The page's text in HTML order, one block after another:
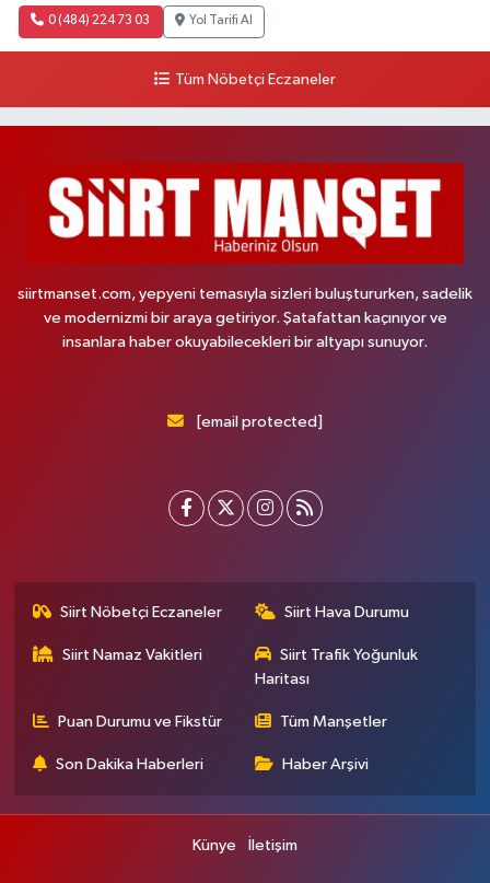
0 (484) 224 73 03 Yol Tarifi Al
Tüm Nöbetçi Eczaneler
siirtmanset.com, yepyeni temasıyla sizleri buluştururken, sadelik
ve modernizmi bir araya getiriyor. Şatafattan kaçınıyor ve
insanlara haber okuyabilecekleri bir altyapı sunuyor.
[email protected]
Siirt Nöbetçi Eczaneler Siirt Hava Durumu
Siirt Namaz Vakitleri
Siirt Trafik Yoğunluk
Haritası
Puan Durumu ve Fikstür Tüm Manşetler
Son Dakika Haberleri Haber Arşivi
Künye İletişim